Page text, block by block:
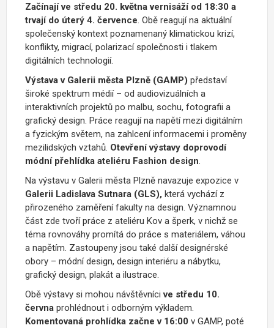
Začínají ve středu 20. května vernisáží od 18:30 a
trvají do úterý 4. července. Obě reagují na aktuální
společenský kontext poznamenaný klimatickou krizí,
konflikty, migrací, polarizací společnosti i tlakem
digitálních technologií.
Výstava v Galerii města Plzně (GAMP) představí
široké spektrum médií – od audiovizuálních a
interaktivních projektů po malbu, sochu, fotografii a
grafický design. Práce reagují na napětí mezi digitálním
a fyzickým světem, na zahlcení informacemi i proměny
mezilidských vztahů. Otevření výstavy doprovodí
módní přehlídka ateliéru Fashion design.
Na výstavu v Galerii města Plzně navazuje expozice v
Galerii Ladislava Sutnara (GLS), která vychází z
přirozeného zaměření fakulty na design. Významnou
část zde tvoří práce z ateliéru Kov a šperk, v nichž se
téma rovnováhy promítá do práce s materiálem, váhou
a napětím. Zastoupeny jsou také další designérské
obory – módní design, design interiéru a nábytku,
grafický design, plakát a ilustrace.
Obě výstavy si mohou návštěvnícive středu 10.
června prohlédnout i odborným výkladem.
Komentovaná prohlídka začne v 16:00 v GAMP, poté